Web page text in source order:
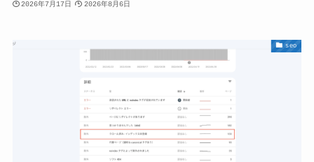
2026年7月17日 2026年8月6日
seo